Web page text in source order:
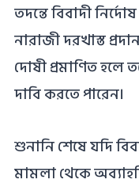
তদন্তে বিবাদী
নারাজী দরখাস্ত
দোষী প্রমাণিত হলে
দাবি করতে পারেন।
শুনানি শেষে যদি
মামলা থেকে